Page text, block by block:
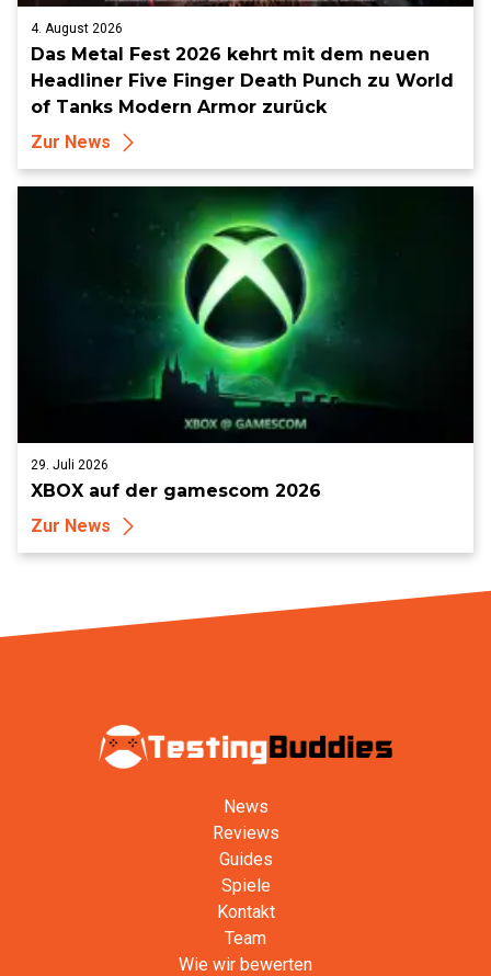
4. August 2026
Das Metal Fest 2026 kehrt mit dem neuen
Headliner Five Finger Death Punch zu World
of Tanks Modern Armor zurück
Zur News
29. Juli 2026
XBOX auf der gamescom 2026
Zur News
News
Reviews
Guides
Spiele
Kontakt
Team
Wie wir bewerten